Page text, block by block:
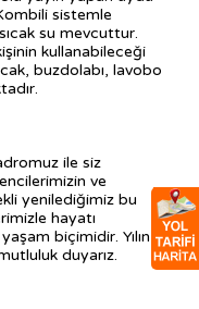
sistemle
su mevcuttur.
kullanabileceği
buzdolabı, lavobo
ile siz
ve
yenilediğimiz bu
hayatı
biçimidir. Yılın
duyarız.